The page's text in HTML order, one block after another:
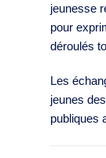
jeunesse
pour
déroulés
Les
jeunes
publiques